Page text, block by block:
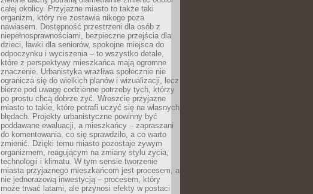
całej okolicy. Przyjazne miasto to także taki
organizm, który nie zostawia nikogo poza
nawiasem. Dostępność przestrzeni dla osób z
niepełnosprawnościami, bezpieczne przejścia dla
dzieci, ławki dla seniorów, spokojne miejsca do
odpoczynku i wyciszenia – to wszystko detale,
które z perspektywy mieszkańca mają ogromne
znaczenie. Urbanistyka wrażliwa społecznie nie
ogranicza się do wielkich planów i wizualizacji, lecz
bierze pod uwagę codzienne potrzeby tych, którzy
po prostu chcą dobrze żyć. Wreszcie przyjazne
miasto to takie, które potrafi uczyć się na własnych
błędach. Projekty urbanistyczne powinny być
poddawane ewaluacji, a mieszkańcy – zapraszani
do komentowania, co się sprawdziło, a co warto
zmienić. Dzięki temu miasto pozostaje żywym
organizmem, reagującym na zmiany stylu życia,
technologii i klimatu. W tym sensie tworzenie
miasta przyjaznego mieszkańcom jest procesem, a
nie jednorazową inwestycją – procesem, który
może trwać latami, ale przynosi efekty w postaci